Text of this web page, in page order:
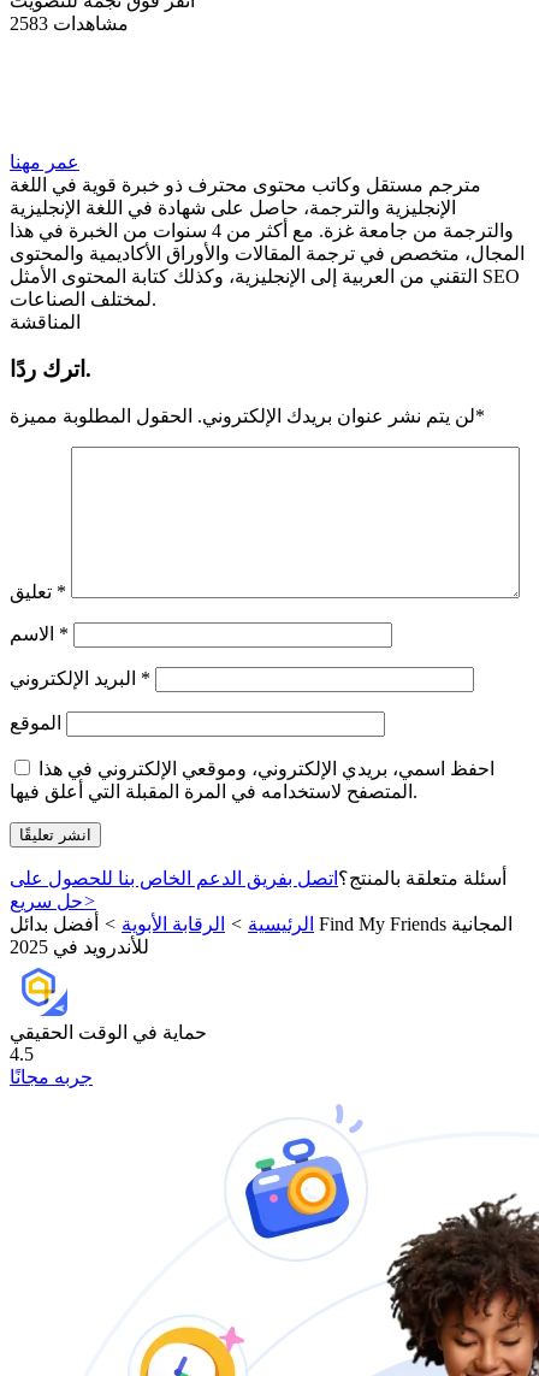
2583 مشاهدات
عمر مهنا
مترجم مستقل وكاتب محتوى محترف ذو خبرة قوية في اللغة
الإنجليزية والترجمة، حاصل على شهادة في اللغة الإنجليزية
والترجمة من جامعة غزة. مع أكثر من 4 سنوات من الخبرة في هذا
المجال، متخصص في ترجمة المقالات والأوراق الأكاديمية والمحتوى
التقني من العربية إلى الإنجليزية، وكذلك كتابة المحتوى الأمثل SEO
لمختلف الصناعات.
المناقشة
اترك ردًا.
لن يتم نشر عنوان بريدك الإلكتروني. الحقول المطلوبة مميزة *
*
*
*
الموقع
احفظ اسمي، بريدي الإلكتروني، وموقعي الإلكتروني في هذا
المتصفح لاستخدامه في المرة المقبلة التي أعلق فيها.
أسئلة متعلقة بالمنتج؟ اتصل بفريق الدعم الخاص بنا للحصول على
حل سريع>
الرئيسية > الرقابة الأبوية >
أفضل بدائل Find My Friends المجانية
للأندرويد في 2025
حماية في الوقت الحقيقي
4.5
جربه مجانًا